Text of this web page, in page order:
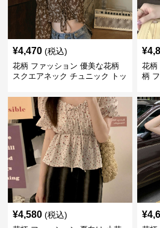
¥4,470 (税込)
花柄 ファッション 優美な花柄
スクエアネック チュニック トッ
¥
花柄
柄
¥4,580 (税込) ¥